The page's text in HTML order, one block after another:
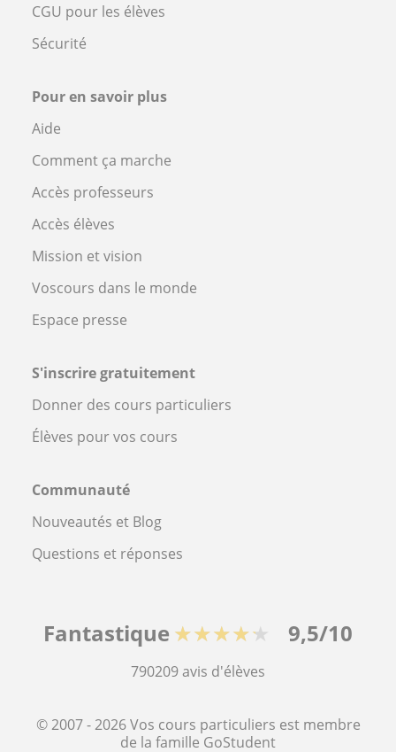
CGU pour les élèves
Sécurité
Pour en savoir plus
Aide
Comment ça marche
Accès professeurs
Accès élèves
Mission et vision
Voscours dans le monde
Espace presse
S'inscrire gratuitement
Donner des cours particuliers
Élèves pour vos cours
Communauté
Nouveautés et Blog
Questions et réponses
Fantastique ★★★★★ 9,5/10
790209avis d'élèves
© 2007 - 2026 Vos cours particuliers est membre
de la famille GoStudent